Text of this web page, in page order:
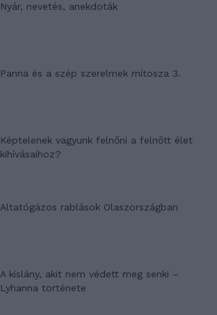
Nyár, nevetés, anekdoták
Panna és a szép szerelmek mítosza 3.
Képtelenek vagyunk felnőni a felnőtt élet
kihívásaihoz?
Altatógázos rablások Olaszországban
A kislány, akit nem védett meg senki –
Lyhanna története